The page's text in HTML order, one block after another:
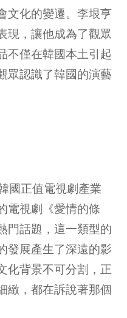
文化的變遷。李垠亨
現，讓他成為了觀眾
不僅在韓國本土引起
眾認識了韓國的演藝
國正值電視劇產業
電視劇《愛情的條
門話題，這一類型的
發展產生了深遠的影
化背景不可分割，正
緻，都在訴說著那個